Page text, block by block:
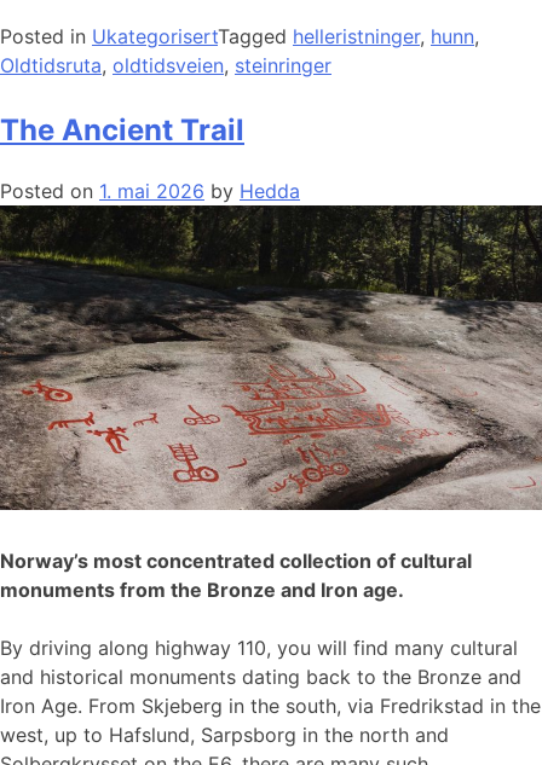
Posted in UkategorisertTagged helleristninger, hunn,
Oldtidsruta, oldtidsveien, steinringer
The Ancient Trail
Posted on 1. mai 2026 by Hedda
Norway’s most concentrated collection of cultural
monuments from the Bronze and Iron age.
By driving along highway 110, you will find many cultural
and historical monuments dating back to the Bronze and
Iron Age. From Skjeberg in the south, via Fredrikstad in the
west, up to Hafslund, Sarpsborg in the north and